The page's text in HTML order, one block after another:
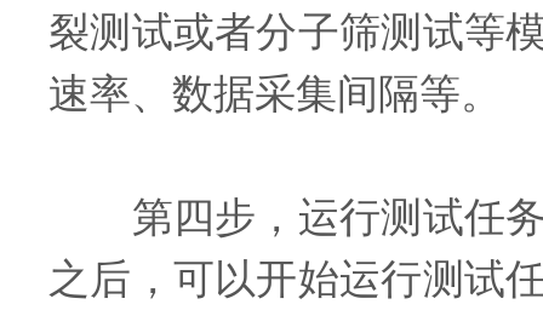
裂测试或者分子筛测试等
速率、数据采集间隔等。
第四步，运行测试任务
之后，可以开始运行测试